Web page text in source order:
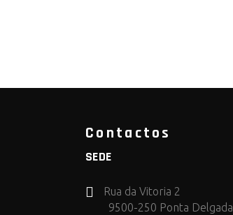
Contactos
SEDE
Rua da Vitoria 2
9500-250 Ponta Delgada